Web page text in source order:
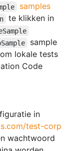
samples
te klikken in
sample
lokale tests
Code
in
test-corp
wachtwoord